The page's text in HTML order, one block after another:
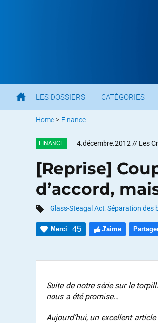
LES DOSSIERS CATÉGORIES
Home > Finance
FINANCE 4.décembre.2012 // Les
[Reprise]
d’accord,
Glass-Steagal Act, Séparation des
Merci 45 J'aime
Suite de notre série sur le
nous a été promise…
Aujourd’hui, un excellent